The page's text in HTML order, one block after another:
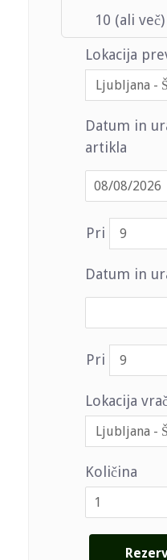
10 (ali več)
Lokacija
Datum in
artikla
Pri
Datum in
Pri
Lokacija
Količina